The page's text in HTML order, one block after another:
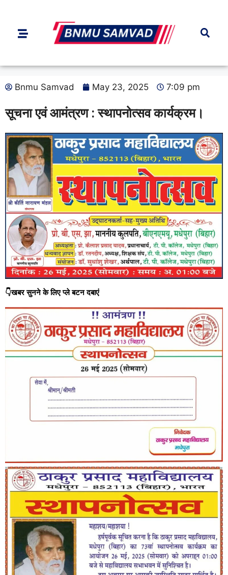
Bnmu Samvad May 23, 2025 7:09 pm
सूचना एवं आमंत्रण : स्थापनोत्सव कार्यक्रम।
👇खबर सुनने के लिए प्ले बटन दबाएं